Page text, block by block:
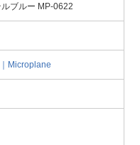
ブルー MP-0622
Microplane